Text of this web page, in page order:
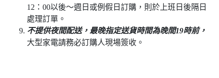
12：00以後～週日或例假日訂購，則於上班日後隔日
處理訂單。
不提供夜間配送，最晚指定送貨時間為晚間19時前，
大型家電請務必訂購人現場簽收。